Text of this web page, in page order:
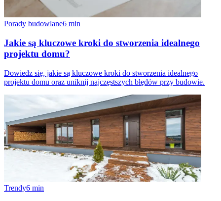
Porady budowlane6 min
Jakie są kluczowe kroki do stworzenia idealnego
projektu domu?
Dowiedz się, jakie są kluczowe kroki do stworzenia idealnego
projektu domu oraz uniknij najczęstszych błędów przy budowie.
Trendy6 min